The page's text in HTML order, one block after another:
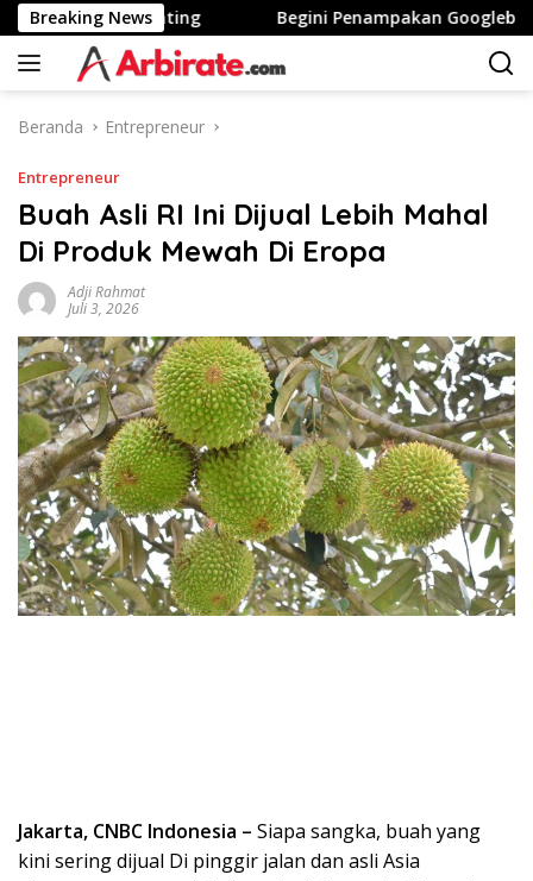
Langsung
ke
konten
Breaking News
Tinggi Stunting Begini Penampakan Googlebook
Beranda Entrepreneur
Entrepreneur
Buah Asli RI Ini Dijual Lebih Mahal
Di Produk Mewah Di Eropa
Adji Rahmat
Juli 3, 2026
Jakarta, CNBC Indonesia – Siapa sangka, buah yang
kini sering dijual Di pinggir jalan dan asli Asia